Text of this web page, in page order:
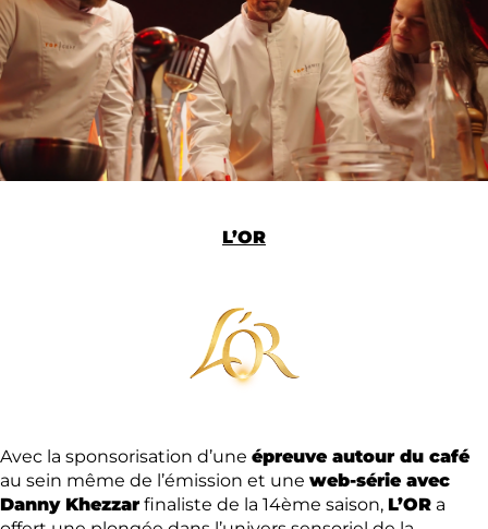
L’OR
Avec la sponsorisation d’une épreuve autour du café
au sein même de l’émission et une web-série avec
Danny Khezzar finaliste de la 14ème saison, L’OR a